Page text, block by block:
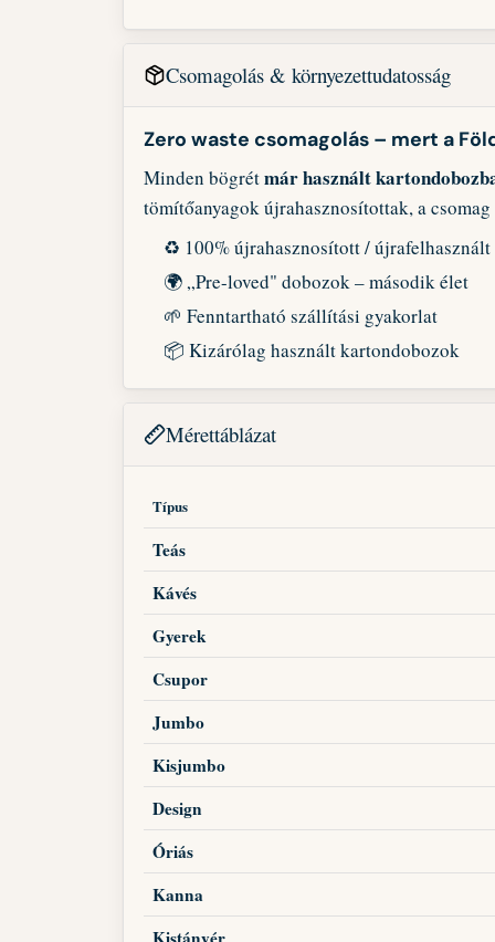
Csomagolás & környezettudatosság
Zero waste csomagolás – mert a
Minden bögrétmár használt
tömítőanyagok újrahasznosítottak, a csomag
♻️ 100% újrahasznosított / újrafelhasznált
🌍 „Pre-loved" dobozok – második élet
🌱 Fenntartható szállítási gyakorlat
📦 Kizárólag használt kartondobozok
Mérettáblázat
Típus
Teás
Kávés
Gyerek
Csupor
Jumbo
Kisjumbo
Design
Óriás
Kanna